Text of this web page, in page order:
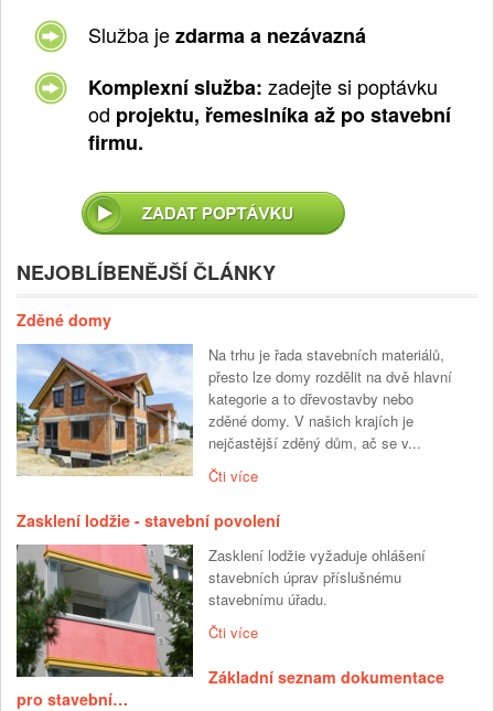
Služba jezdarma a nezávazná
Komplexní služba: zadejte si poptávku
od projektu, řemeslníka až po stavební
firmu.
NEJOBLÍBENĚJŠÍ ČLÁNKY
Zděné domy
Na trhu je řada stavebních materiálů,
přesto lze domy rozdělit na dvě hlavní
kategorie a to dřevostavby nebo
zděné domy. V našich krajích je
nejčastější zděný dům, ač se v...
Čti více
Zasklení lodžie - stavební povolení
Zasklení lodžie vyžaduje ohlášení
stavebních úprav příslušnému
stavebnímu úřadu.
Čti více
Základní seznam dokumentace
pro stavební…